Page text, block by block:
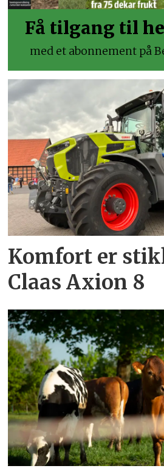
Få tilgang til
med et abonnement på
Komfort er
Claas Axion 8